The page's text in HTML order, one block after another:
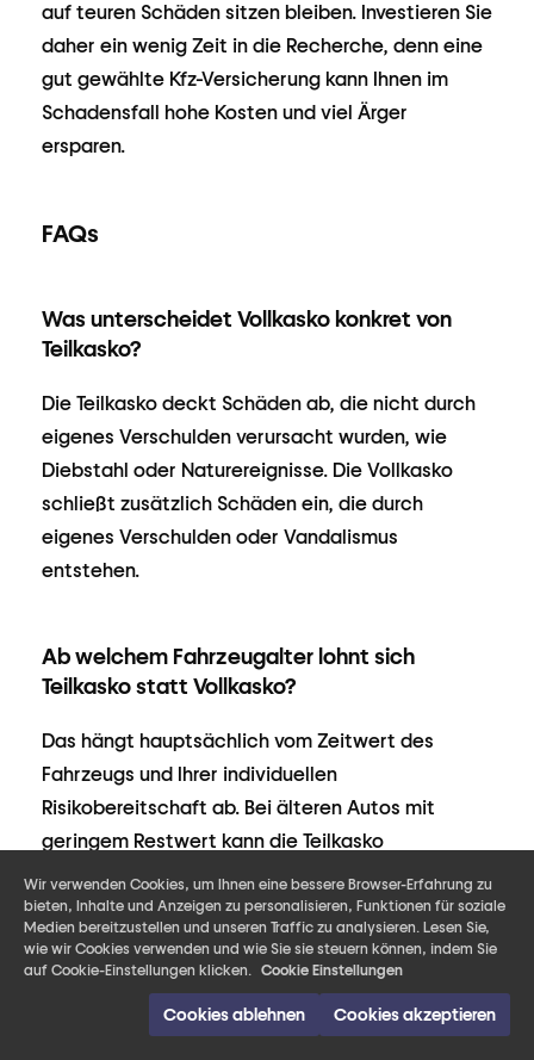
auf teuren Schäden sitzen bleiben. Investieren Sie
daher ein wenig Zeit in die Recherche, denn eine
gut gewählte Kfz-Versicherung kann Ihnen im
Schadensfall hohe Kosten und viel Ärger
ersparen.
FAQs
Was unterscheidet Vollkasko konkret von
Teilkasko?
Die Teilkasko deckt Schäden ab, die nicht durch
eigenes Verschulden verursacht wurden, wie
Diebstahl oder Naturereignisse. Die Vollkasko
schließt zusätzlich Schäden ein, die durch
eigenes Verschulden oder Vandalismus
entstehen.
Ab welchem Fahrzeugalter lohnt sich
Teilkasko statt Vollkasko?
Das hängt hauptsächlich vom Zeitwert des
Fahrzeugs und Ihrer individuellen
Risikobereitschaft ab. Bei älteren Autos mit
geringem Restwert kann die Teilkasko
ausreichen, da die Reparaturkosten oder der
Restwert meist nicht mehr besonders hoch sind.
Eine Vollkasko würde die Versicherungsprämie
erhöhen, ohne dass Sie im Schadensfall viel mehr
zurückbekommen.
Wir verwenden Cookies, um Ihnen eine bessere Browser-Erfahrung zu
bieten, Inhalte und Anzeigen zu personalisieren, Funktionen für soziale
Medien bereitzustellen und unseren Traffic zu analysieren. Lesen Sie,
wie wir Cookies verwenden und wie Sie sie steuern können, indem Sie
auf Cookie-Einstellungen klicken. Cookie Einstellungen
Cookies ablehnen Cookies akzeptieren